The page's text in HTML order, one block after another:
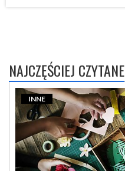
NAJCZĘŚCIEJ CZYTANE
INNE